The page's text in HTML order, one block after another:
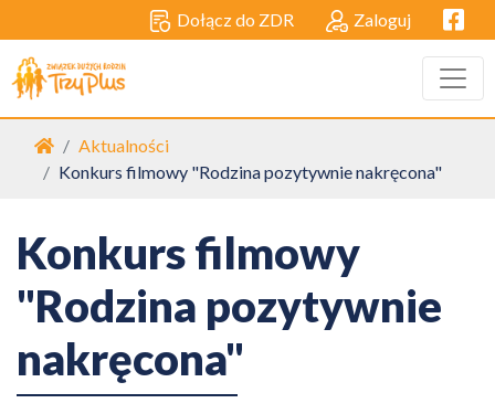
Dołącz do ZDR Zaloguj
Strona główna
Aktualności
Konkurs filmowy "Rodzina pozytywnie nakręcona"
Konkurs filmowy
"Rodzina pozytywnie
nakręcona"